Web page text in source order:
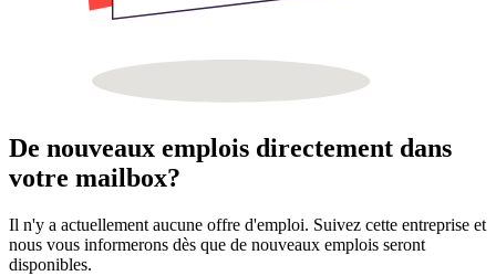
De nouveaux emplois directement dans
votre mailbox?
Il n'y a actuellement aucune offre d'emploi. Suivez cette entreprise et
nous vous informerons dès que de nouveaux emplois seront
disponibles.